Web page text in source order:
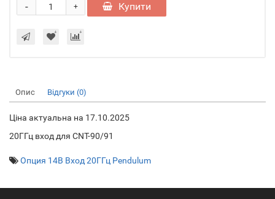
+
- Купити
Опис Відгуки (0)
Ціна актуальна на 17.10.2025
20ГГц вход для CNT-90/91
Опция 14B Вход 20ГГц Pendulum